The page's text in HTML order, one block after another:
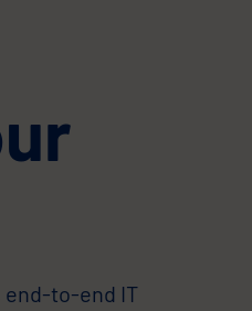
end-to-end IT